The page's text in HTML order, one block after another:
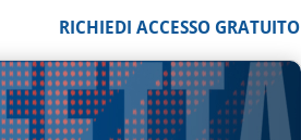
RICHIEDI ACCESSO GRATUITO